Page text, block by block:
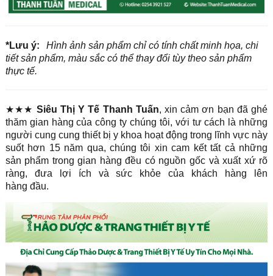
*Lưu ý:
Hình ảnh sản phẩm chỉ có tính chất minh họa, chi
tiết sản phẩm, màu sắc có thể thay đổi tùy theo sản phẩm
thực tế.
★★★ Siêu Thị Y Tế Thanh Tuấn, xin cảm ơn bạn đã ghé
thăm gian hàng của công ty chúng tôi, với tư cách là những
người cung cung thiết bị y khoa hoạt động trong lĩnh vực này
suốt hơn 15 năm qua, chúng tôi xin cam kết tất cả những
sản phẩm trong gian hàng đều có nguồn gốc và xuất xứ rõ
ràng, đưa lợi ích và sức khỏe của khách hàng lên
hàng đầu.